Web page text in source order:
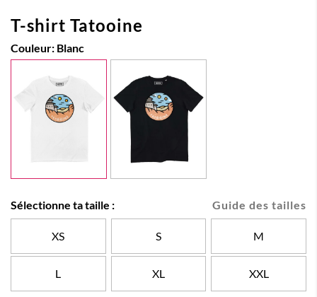
T-shirt Tatooine
Couleur: Blanc
Guide des tailles
Sélectionne ta taille :
XS S M
L XL XXL